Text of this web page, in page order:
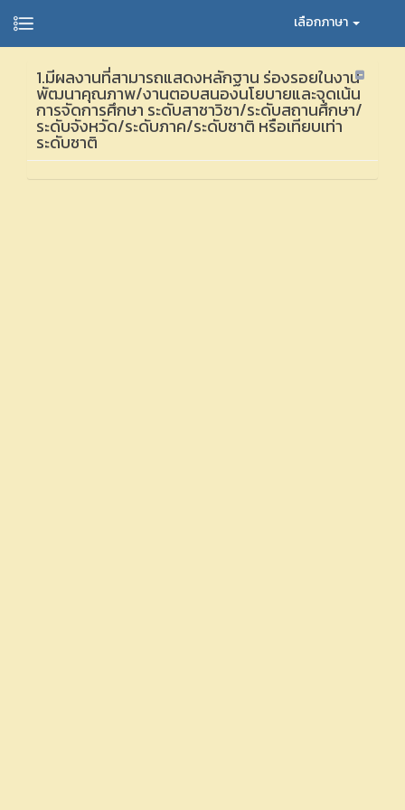
เลือกภาษา
1.มีผลงานที่สามารถแสดงหลักฐาน ร่องรอยในงาน
พัฒนาคุณภาพ/งานตอบสนองนโยบายและจุดเน้น
การจัดการศึกษา ระดับสาชาวิชา/ระดับสถานศึกษา/
ระดับจังหวัด/ระดับภาค/ระดับชาติ หรือเทียบเท่า
ระดับชาติ